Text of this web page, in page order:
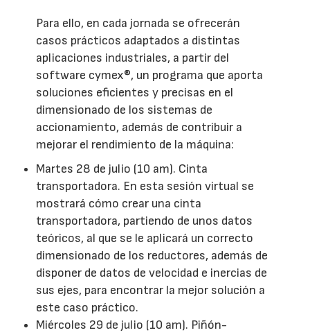
Para ello, en cada jornada se ofrecerán
casos prácticos adaptados a distintas
aplicaciones industriales, a partir del
software cymex®, un programa que aporta
soluciones eficientes y precisas en el
dimensionado de los sistemas de
accionamiento, además de contribuir a
mejorar el rendimiento de la máquina:
Martes 28 de julio (10 am). Cinta
transportadora. En esta sesión virtual se
mostrará cómo crear una cinta
transportadora, partiendo de unos datos
teóricos, al que se le aplicará un correcto
dimensionado de los reductores, además de
disponer de datos de velocidad e inercias de
sus ejes, para encontrar la mejor solución a
este caso práctico.
Miércoles 29 de julio (10 am). Piñón-